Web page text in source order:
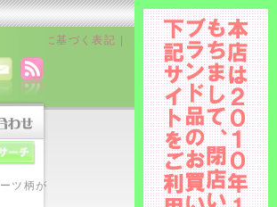
取引法に基づく表記
ツ柄が